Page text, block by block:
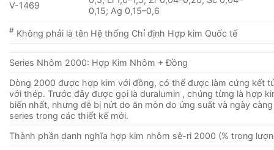
V-1469
0,15; Ag 0,15–0,6
# Không phải là tên Hệ thống Chỉ định Hợp kim Quốc tế
Series Nhôm 2000: Hợp Kim Nhôm + Đồng
Dòng 2000 được hợp kim với đồng, có thể được làm cứng kết
với thép. Trước đây được gọi là duralumin , chúng từng là hợp
biến nhất, nhưng dễ bị nứt do ăn mòn do ứng suất và ngày
series trong các thiết kế mới.
Thành phần danh nghĩa hợp kim nhôm sê-ri 2000 (% trọng